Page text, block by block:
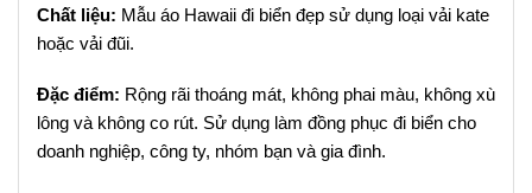
Chất liệu: Mẫu áo Hawaii đi biển đẹp sử dụng loại vải kate
hoặc vải đũi.
Đặc điểm: Rộng rãi thoáng mát, không phai màu, không xù
lông và không co rút. Sử dụng làm đồng phục đi biển cho
doanh nghiệp, công ty, nhóm bạn và gia đình.